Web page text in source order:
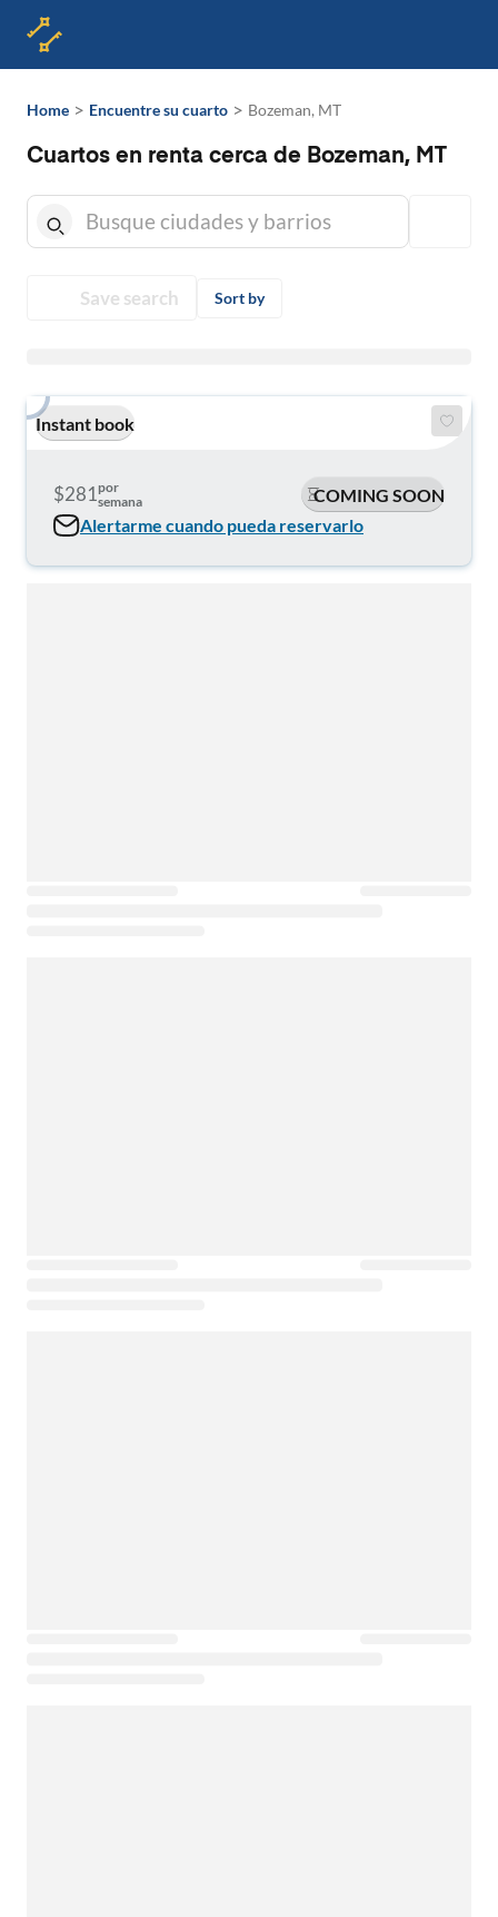
Home > Encuentre su cuarto > Bozeman, MT
Cuartos en renta cerca de Bozeman, MT
Save search Sort by
Instant book
$281por
semana
COMING SOON
Alertarme cuando pueda reservarlo